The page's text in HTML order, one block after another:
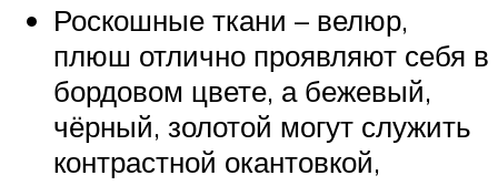
Роскошные ткани – велюр,
плюш отлично проявляют себя в
бордовом цвете, а бежевый,
чёрный, золотой могут служить
контрастной окантовкой,